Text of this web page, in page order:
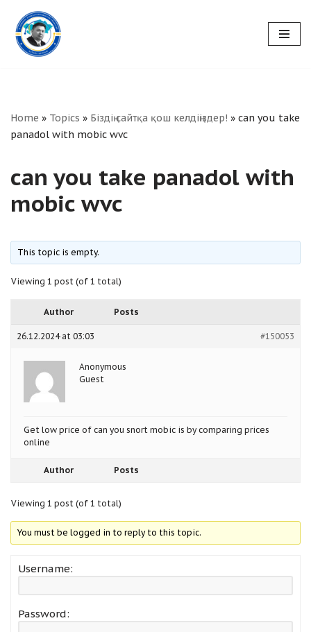
Skip
to
Home » Topics » Біздің сайтқа қош келдіңіздер! » can you take
panadol with mobic wvc
can you take panadol with
mobic wvc
This topic is empty.
Viewing 1 post (of 1 total)
Author Posts
26.12.2024 at 03:03 #150053
Anonymous
Guest
Get low price of can you snort mobic is by comparing prices
online
Author Posts
Viewing 1 post (of 1 total)
You must be logged in to reply to this topic.
Username:
Password: